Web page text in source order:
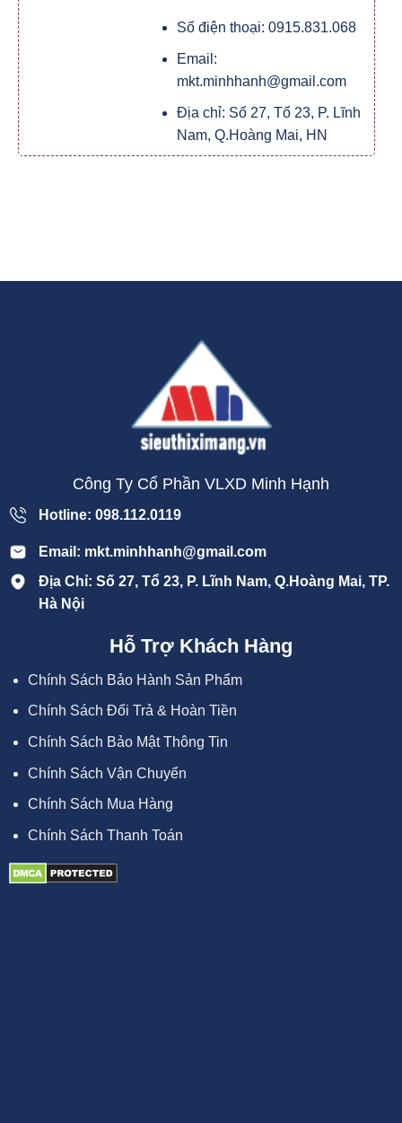
Số điện thoại: 0915.831.068
Email:
mkt.minhhanh@gmail.com
Địa chỉ: Số 27, Tổ 23, P. Lĩnh
Nam, Q.Hoàng Mai, HN
Công Ty Cổ Phần VLXD Minh Hạnh
Hotline: 098.112.0119
Email: mkt.minhhanh@gmail.com
Địa Chỉ: Số 27, Tổ 23, P. Lĩnh Nam, Q.Hoàng Mai, TP.
Hà Nội
Hỗ Trợ Khách Hàng
Chính Sách Bảo Hành Sản Phẩm
Chính Sách Đổi Trả & Hoàn Tiền
Chính Sách Bảo Mật Thông Tin
Chính Sách Vận Chuyển
Chính Sách Mua Hàng
Chính Sách Thanh Toán